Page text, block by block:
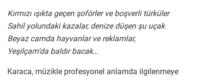
Kırmızı ışıkta geçen şoförler ve boşverli türküler
Sahil yolundaki kazalar, denize düşen şu uçak
Beyaz camda hayvanlar ve reklamlar,
Yeşilçam’da baldır bacak…
Karaca, müzikle profesyonel anlamda ilgilenmeye